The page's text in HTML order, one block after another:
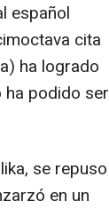
español
cita
ha logrado
podido ser
se repuso
en un